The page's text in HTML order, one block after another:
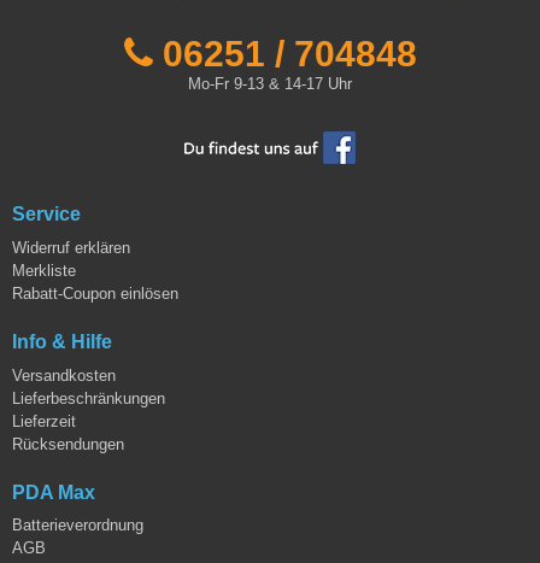
06251 / 704848
Mo-Fr 9-13 & 14-17 Uhr
Service
Widerruf erklären
Merkliste
Rabatt-Coupon einlösen
Info & Hilfe
Versandkosten
Lieferbeschränkungen
Lieferzeit
Rücksendungen
PDA Max
Batterieverordnung
AGB